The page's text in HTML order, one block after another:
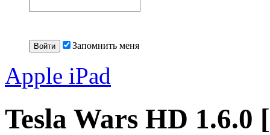
Запомнить меня
Apple iPad
Tesla Wars HD 1.6.0